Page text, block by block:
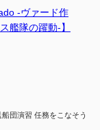
-ヴァード作
艦隊の躍動-】
船団演習 任務をこなそう